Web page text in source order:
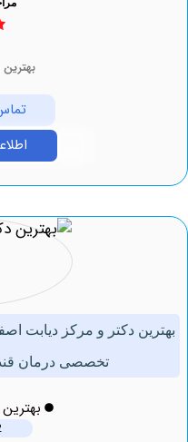
مراجعه موفق
بهترین راههای
تماس تلفنی
اطلاعات
دکتر و مرکز دیابت اصفهان ،
تخصصی درمان قند خون
بهترین دکتر